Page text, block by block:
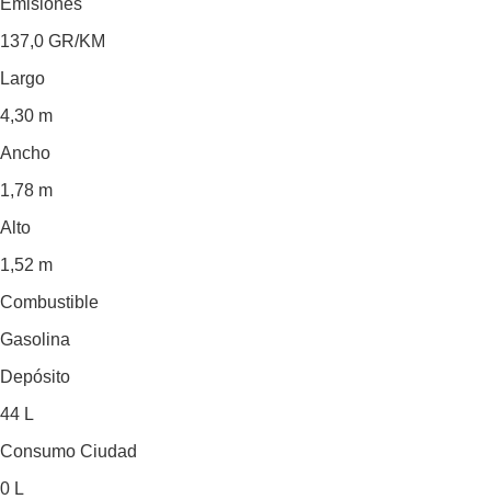
137,0 GR/KM
Largo
4,30 m
Ancho
1,78 m
Alto
1,52 m
Combustible
Gasolina
Depósito
44 L
Consumo Ciudad
0 L